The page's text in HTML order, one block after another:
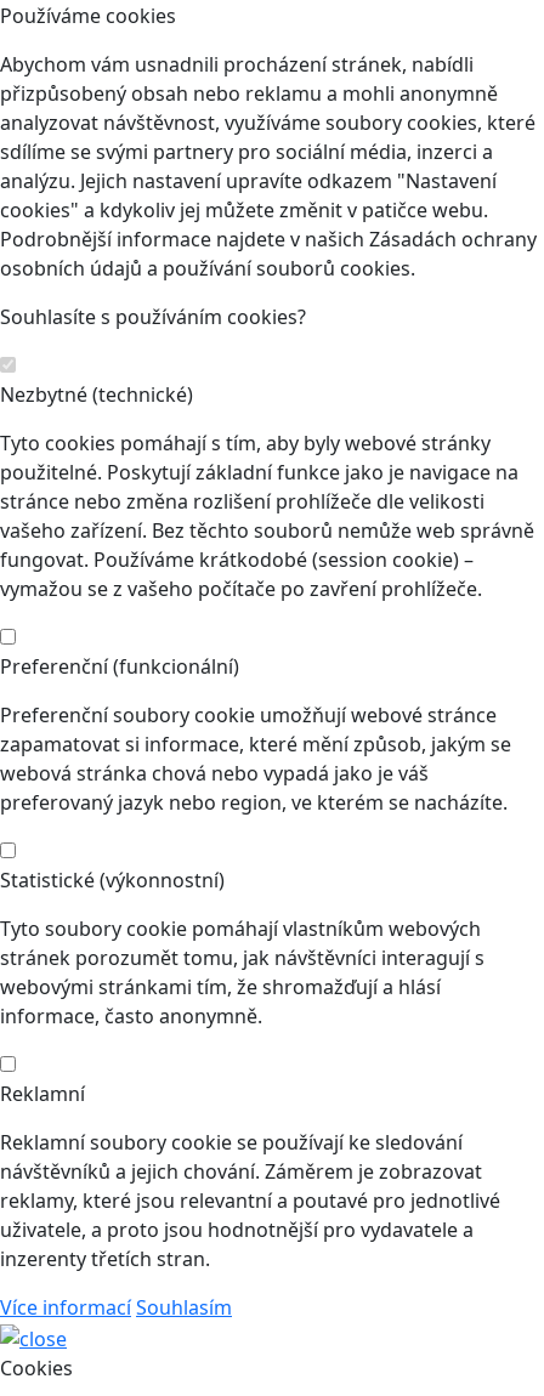
Používáme cookies
Abychom vám usnadnili procházení stránek, nabídli
přizpůsobený obsah nebo reklamu a mohli anonymně
analyzovat návštěvnost, využíváme soubory cookies, které
sdílíme se svými partnery pro sociální média, inzerci a
analýzu. Jejich nastavení upravíte odkazem "Nastavení
cookies" a kdykoliv jej můžete změnit v patičce webu.
Podrobnější informace najdete v našich Zásadách ochrany
osobních údajů a používání souborů cookies.
Souhlasíte s používáním cookies?
Nezbytné (technické)
Tyto cookies pomáhají s tím, aby byly webové stránky
použitelné. Poskytují základní funkce jako je navigace na
stránce nebo změna rozlišení prohlížeče dle velikosti
vašeho zařízení. Bez těchto souborů nemůže web správně
fungovat. Používáme krátkodobé (session cookie) –
vymažou se z vašeho počítače po zavření prohlížeče.
Preferenční (funkcionální)
Preferenční soubory cookie umožňují webové stránce
zapamatovat si informace, které mění způsob, jakým se
webová stránka chová nebo vypadá jako je váš
preferovaný jazyk nebo region, ve kterém se nacházíte.
Statistické (výkonnostní)
Tyto soubory cookie pomáhají vlastníkům webových
stránek porozumět tomu, jak návštěvníci interagují s
webovými stránkami tím, že shromažďují a hlásí
informace, často anonymně.
Reklamní
Reklamní soubory cookie se používají ke sledování
návštěvníků a jejich chování. Záměrem je zobrazovat
reklamy, které jsou relevantní a poutavé pro jednotlivé
uživatele, a proto jsou hodnotnější pro vydavatele a
inzerenty třetích stran.
Více informacíSouhlasím
Cookies